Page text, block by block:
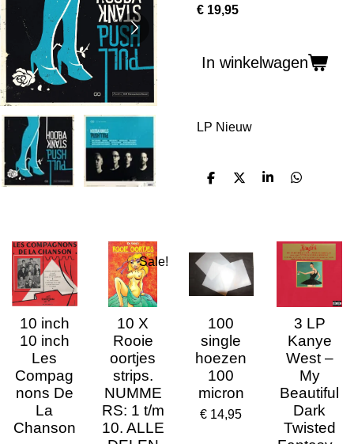
€ 19,95
In winkelwagen
LP Nieuw
D
D
S
D
10 inch
10 inch
Les
Compag
nons De
La
Chanson
Sale!
10 X
Rooie
oortjes
strips.
NUMME
RS: 1 t/m
10. ALLE
100
single
hoezen
100
micron
€ 14,95
3 LP
Kanye
West –
My
Beautiful
Dark
Twisted